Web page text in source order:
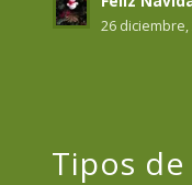
26 diciembre,
Tipos de